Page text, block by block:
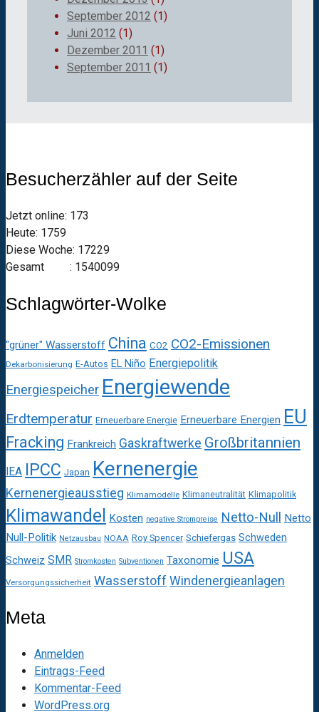
September 2012 (1)
Juni 2012 (1)
Dezember 2011 (1)
September 2011 (1)
Besucherzähler auf der Seite
Jetzt online: 173
Heute: 1759
Diese Woche: 17229
Gesamt : 1540099
Schlagwörter-Wolke
"grüner" Wasserstoff China CO2 CO2-Emissionen
Dekarbonisierung E-Autos EL Niño Energiepolitik
Energiespeicher Energiewende
Erdtemperatur Erneuerbare Energie Erneuerbare Energien EU
Fracking Frankreich Gaskraftwerke Großbritannien
IEA IPCC Japan Kernenergie
Kernenergieausstieg Klimamodelle Klimaneutralität Klimapolitik
Klimawandel Kosten negative Strompreise Netto-Null Netto
Null-Politik Netzausbau NOAA Roy Spencer Schiefergas Schweden
Schweiz SMR Stromkosten Subventionen Taxonomie USA
Versorgungssicherheit Wasserstoff Windenergieanlagen
Meta
Anmelden
Eintrags-Feed
Kommentar-Feed
WordPress.org